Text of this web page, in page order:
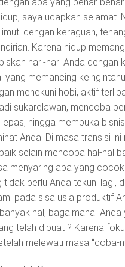
saya ucapkan selamat.
dengan keraguan,
Karena hidup
hari-hari Anda dengan
yang memancing
menekuni hobi, aktif
sukarelawan, mencoba
hingga membuka
Anda. Di masa transisi ini
selain mencoba hal-hal
menyaring apa yang
tidak perlu Anda tekuni lagi,
pada sisa usia produktif
hal, bagaimana Anda
telah dibuat ? Karena
melewati masa “coba-